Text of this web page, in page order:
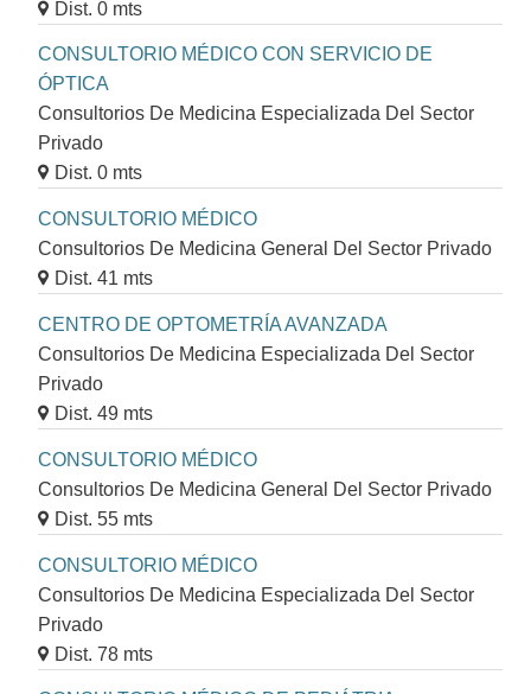
Dist. 0 mts
CONSULTORIO MÉDICO CON SERVICIO DE
ÓPTICA
Consultorios De Medicina Especializada Del Sector
Privado
Dist. 0 mts
CONSULTORIO MÉDICO
Consultorios De Medicina General Del Sector Privado
Dist. 41 mts
CENTRO DE OPTOMETRÍA AVANZADA
Consultorios De Medicina Especializada Del Sector
Privado
Dist. 49 mts
CONSULTORIO MÉDICO
Consultorios De Medicina General Del Sector Privado
Dist. 55 mts
CONSULTORIO MÉDICO
Consultorios De Medicina Especializada Del Sector
Privado
Dist. 78 mts